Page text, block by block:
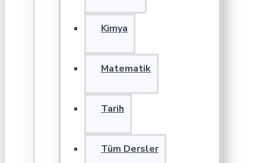
Kimya
Matematik
Tarih
Tüm Dersler